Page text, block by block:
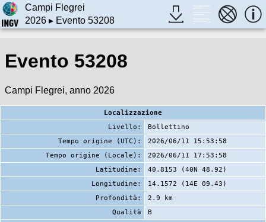
Campi Flegrei
2026▸ Evento 53208
Evento 53208
Campi Flegrei, anno 2026
Localizzazione
Livello:
Bollettino
Tempo origine (UTC):
2026/06/11 15:53:58
Tempo origine (Locale):
2026/06/11 17:53:58
Latitudine:
40.8153 (40N 48.92)
Longitudine:
14.1572 (14E 09.43)
Profondità:
2.9 km
Qualità
B